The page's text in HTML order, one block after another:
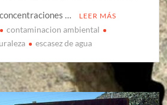
…
LEER MÁS
contaminacion ambiental
escasez de agua